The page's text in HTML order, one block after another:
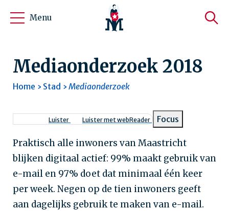
Menu
Mediaonderzoek 2018
Kruimelpad
Home Stad Mediaonderzoek
Luister Luister met webReader Focus
Praktisch alle inwoners van Maastricht
blijken digitaal actief: 99% maakt gebruik van
e-mail en 97% doet dat minimaal één keer
per week. Negen op de tien inwoners geeft
aan dagelijks gebruik te maken van e-mail.